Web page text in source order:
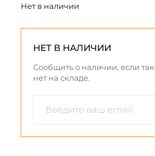
Нет в наличии
НЕТ В НАЛИЧИИ
Сообщить о наличии, если
нет на складе.